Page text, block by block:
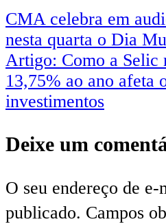
CMA celebra em
nesta quarta o Dia
Artigo: Como a Selic
13,75% ao ano afeta
investimentos
Deixe um
O seu endereço de e-
publicado. Campos